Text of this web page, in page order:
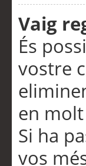
Vaig
És
vostre
en
Si ha
vos